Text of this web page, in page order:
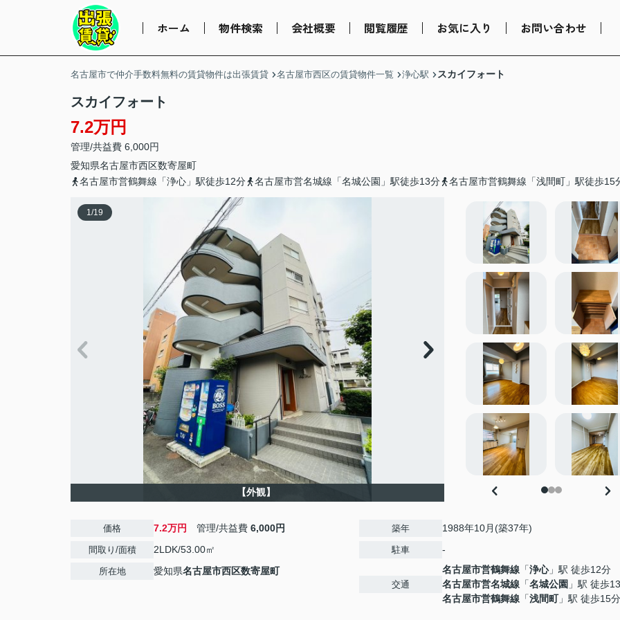
ホーム 物件検索 会社概要 閲覧履歴 お気に入り お問い合わせ
名古屋市で仲介手数料無料の賃貸物件は出張賃貸 名古屋市西区の賃貸物件一覧 浄心駅 スカイフォート
スカイフォート
7.2万円
管理/共益費 6,000円
愛知県名古屋市西区数寄屋町
名古屋市営鶴舞線「浄心」駅徒歩12分
名古屋市営名城線「名城公園」駅徒歩13分 名古屋市営鶴舞線「浅間町」駅徒歩15
1/19
【外観】
価格 7.2万円 管理/共益費 6,000円
間取り/面積 2LDK/53.00㎡
所在地 愛知県名古屋市西区数寄屋町
築年 1988年10月(築37年)
駐車 -
交通
名古屋市営鶴舞線 「浄心」駅 徒歩12分
名古屋市営名城線 「名城公園 」駅 徒歩
名古屋市営鶴舞線 「浅間町」駅 徒歩15分